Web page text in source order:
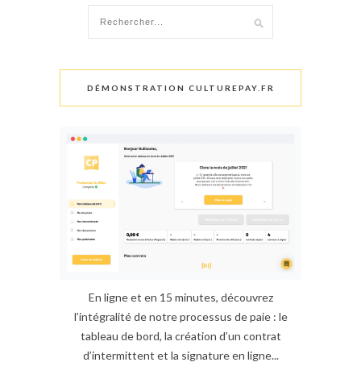
DÉMONSTRATION CULTUREPAY.FR
En ligne et en 15 minutes, découvrez
l’intégralité de notre processus de paie : le
tableau de bord, la création d’un contrat
d’intermittent et la signature en ligne...